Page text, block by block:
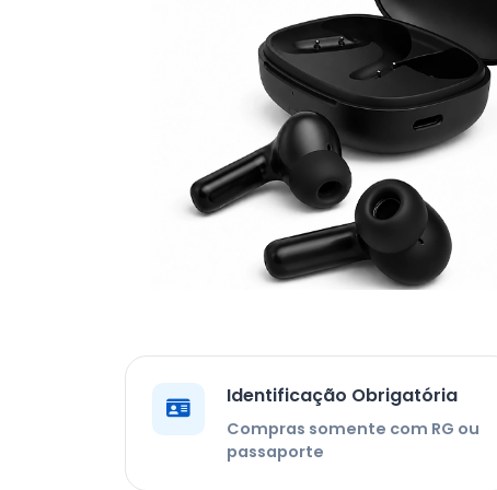
Identificação Obrigatória
Compras somente com RG ou
passaporte